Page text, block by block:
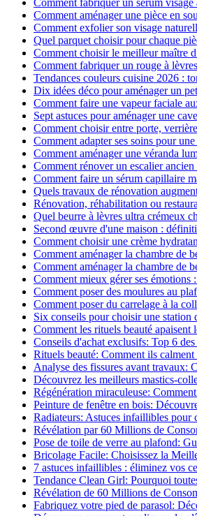
Comment aménager une pièce en
Comment exfolier son visage
Quel parquet choisir pour chaque
Comment choisir le meilleur maître
Comment fabriquer un rouge à
Tendances couleurs cuisine 2026 :
Dix idées déco pour aménager un
Comment faire une vapeur faciale
Sept astuces pour aménager une
Comment choisir entre porte,
Comment adapter ses soins pour
Comment aménager une véranda
Comment rénover un escalier ancien
Comment faire un sérum capillaire
Quels travaux de rénovation
Rénovation, réhabilitation ou
Quel beurre à lèvres ultra crémeux
Second œuvre d'une maison :
Comment choisir une crème
Comment aménager la chambre de
Comment aménager la chambre de
Comment mieux gérer ses émotions
Comment poser des moulures au
Comment poser du carrelage à la
Six conseils pour choisir une station
Comment les rituels beauté apaisent
Conseils d'achat exclusifs: Top 6
Rituels beauté: Comment ils
Analyse des fissures avant travaux:
Découvrez les meilleurs mastics-
Régénération miraculeuse:
Peinture de fenêtre en bois:
Radiateurs: Astuces infaillibles pour
Révélation par 60 Millions de
Pose de toile de verre au plafond:
Bricolage Facile: Choisissez la
7 astuces infaillibles : éliminez vos
Tendance Clean Girl: Pourquoi
Révélation de 60 Millions de
Fabriquez votre pied de parasol: